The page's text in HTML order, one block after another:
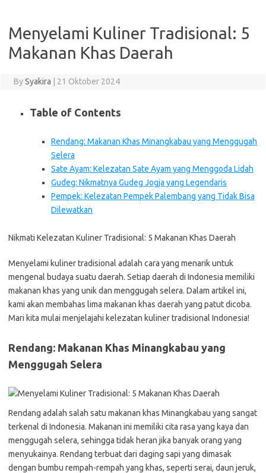
Menyelami Kuliner Tradisional: 5
Makanan Khas Daerah
BySyakira 21 Oktober 2024
Table of Contents
Rendang: Makanan Khas Minangkabau yang Menggugah
Selera
Sate Ayam: Kelezatan Sate Ayam yang Menggoda Lidah
Gudeg: Nikmatnya Gudeg Jogja yang Legendaris
Pempek: Kelezatan Pempek Palembang yang Tidak Bisa
Dilewatkan
Nikmati Kelezatan Kuliner Tradisional: 5 Makanan Khas Daerah
Menyelami kuliner tradisional adalah cara yang menarik untuk
mengenal budaya suatu daerah. Setiap daerah di Indonesia memiliki
makanan khas yang unik dan menggugah selera. Dalam artikel ini,
kami akan membahas lima makanan khas daerah yang patut dicoba.
Mari kita mulai menjelajahi kelezatan kuliner tradisional Indonesia!
Rendang: Makanan Khas Minangkabau yang
Menggugah Selera
Rendang adalah salah satu makanan khas Minangkabau yang sangat
terkenal di Indonesia. Makanan ini memiliki cita rasa yang kaya dan
menggugah selera, sehingga tidak heran jika banyak orang yang
menyukainya. Rendang terbuat dari daging sapi yang dimasak
dengan bumbu rempah-rempah yang khas, seperti serai, daun jeruk,